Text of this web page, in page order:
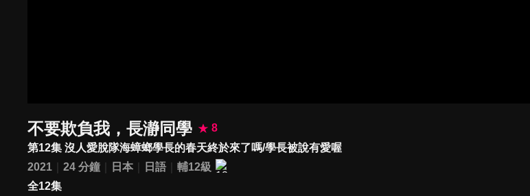
不要欺負我，長瀞同學
8
第12集 沒人愛脫隊海蟑螂學長的春天終於來了嗎/學長被說有愛喔
2021
24 分鐘 日本 日語
輔12級
全12集